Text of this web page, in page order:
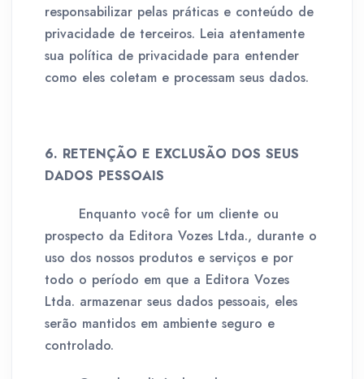
responsabilizar pelas práticas e conteúdo de
privacidade de terceiros. Leia atentamente
sua política de privacidade para entender
como eles coletam e processam seus dados.
6. RETENÇÃO E EXCLUSÃO DOS SEUS
DADOS PESSOAIS
Enquanto você for um cliente ou
prospecto da Editora Vozes Ltda., durante o
uso dos nossos produtos e serviços e por
todo o período em que a Editora Vozes
Ltda. armazenar seus dados pessoais, eles
serão mantidos em ambiente seguro e
controlado.